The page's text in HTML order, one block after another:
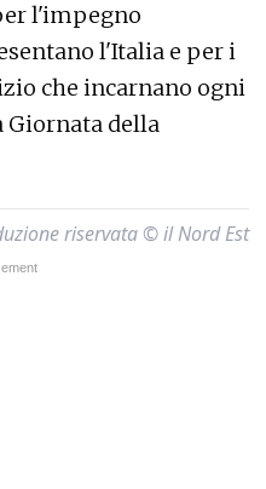
l'impegno
l'Italia e per i
che incarnano ogni
Giornata della
riservata © il Nord Est